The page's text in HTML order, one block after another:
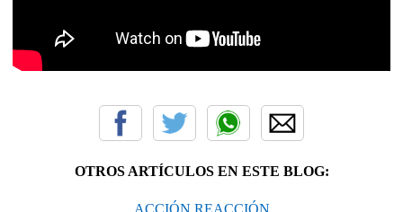
OTROS ARTÍCULOS EN ESTE BLOG:
ACCIÓN REACCIÓN